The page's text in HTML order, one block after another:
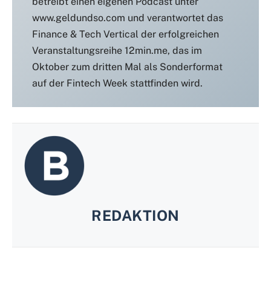
www.geldundso.com und verantwortet das
Finance & Tech Vertical der erfolgreichen
Veranstaltungsreihe 12min.me, das im
Oktober zum dritten Mal als Sonderformat
auf der Fintech Week stattfinden wird.
REDAKTION